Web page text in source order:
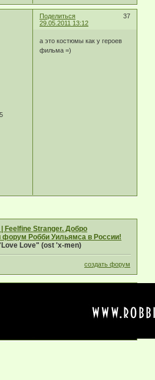
Поделиться
37
29.05.2011 13:12
а это костюмы как у героев
фильма =)
Feelfine Stranger. Добро
форум Робби Уильямса в России!
Love" (ost 'x-men)
создать форум